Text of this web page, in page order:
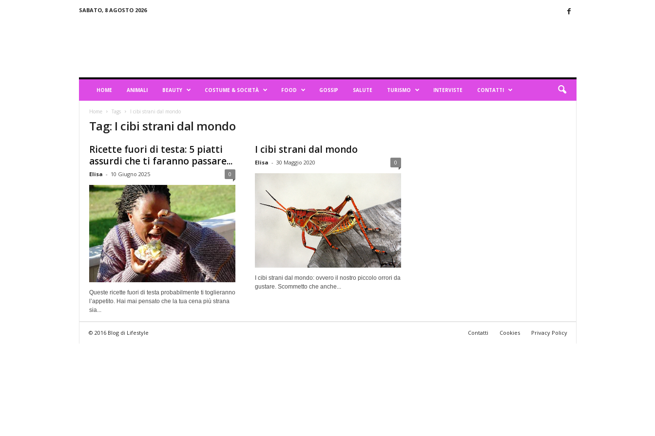
SABATO, 8 AGOSTO 2026
HOME ANIMALI BEAUTY COSTUME & SOCIETÀ FOOD GOSSIP SALUTE TURISMO INTERVISTE CONTATTI
Home Tags I cibi strani dal mondo
Tag: I cibi strani dal mondo
Ricette fuori di testa: 5 piatti
assurdi che ti faranno passare...
Elisa - 10 Giugno 2025 0
Queste ricette fuori di testa probabilmente ti toglieranno
l’appetito. Hai mai pensato che la tua cena più strana
sia...
I cibi strani dal mondo
Elisa - 30 Maggio 2020 0
I cibi strani dal mondo: ovvero il nostro piccolo orrori da
gustare. Scommetto che anche...
Contatti Cookies Privacy Policy
© 2016 Blog di Lifestyle